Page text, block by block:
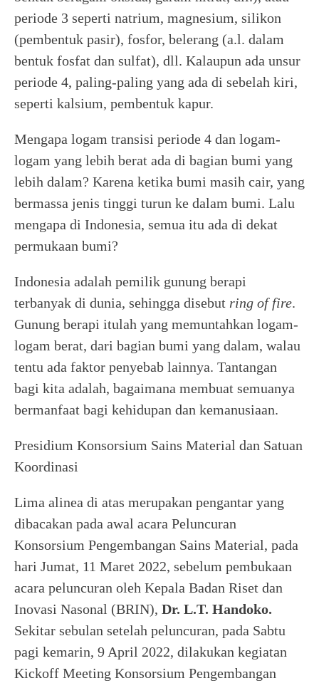
periode 3 seperti natrium, magnesium, silikon
(pembentuk pasir), fosfor, belerang (a.l. dalam
bentuk fosfat dan sulfat), dll. Kalaupun ada unsur
periode 4, paling-paling yang ada di sebelah kiri,
seperti kalsium, pembentuk kapur.
Mengapa logam transisi periode 4 dan logam-
logam yang lebih berat ada di bagian bumi yang
lebih dalam? Karena ketika bumi masih cair, yang
bermassa jenis tinggi turun ke dalam bumi. Lalu
mengapa di Indonesia, semua itu ada di dekat
permukaan bumi?
Indonesia adalah pemilik gunung berapi
terbanyak di dunia, sehingga disebut ring of fire.
Gunung berapi itulah yang memuntahkan logam-
logam berat, dari bagian bumi yang dalam, walau
tentu ada faktor penyebab lainnya. Tantangan
bagi kita adalah, bagaimana membuat semuanya
bermanfaat bagi kehidupan dan kemanusiaan.
Presidium Konsorsium Sains Material dan Satuan
Koordinasi
Lima alinea di atas merupakan pengantar yang
dibacakan pada awal acara Peluncuran
Konsorsium Pengembangan Sains Material, pada
hari Jumat, 11 Maret 2022, sebelum pembukaan
acara peluncuran oleh Kepala Badan Riset dan
Inovasi Nasonal (BRIN), Dr. L.T. Handoko.
Sekitar sebulan setelah peluncuran, pada Sabtu
pagi kemarin, 9 April 2022, dilakukan kegiatan
Kickoff Meeting Konsorsium Pengembangan